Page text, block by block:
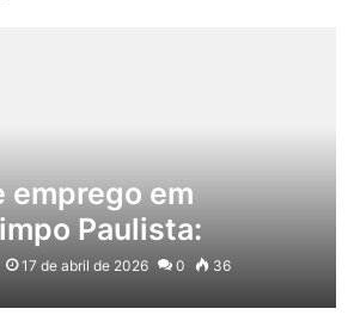
emprego em
Paulista:
em logística,
e alimentação
17 de abril de 2026 0 36